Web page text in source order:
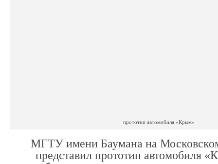
прототип автомобиля «Крым»
МГТУ имени Баумана на
представил прототип автомобиля